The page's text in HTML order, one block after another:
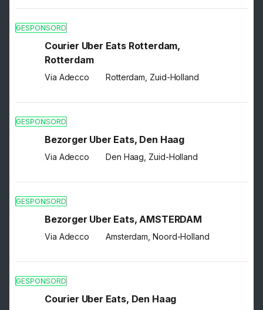
GESPONSORD
Courier Uber Eats Rotterdam,
Rotterdam
Via Adecco Rotterdam, Zuid-Holland
GESPONSORD
Bezorger Uber Eats, Den Haag
Via Adecco Den Haag, Zuid-Holland
GESPONSORD
Bezorger Uber Eats, AMSTERDAM
Via Adecco Amsterdam, Noord-Holland
GESPONSORD
Courier Uber Eats, Den Haag